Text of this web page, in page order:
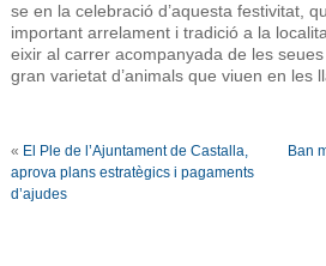
se en la celebració d’aquesta festivitat,
important arrelament i tradició a la
eixir al carrer acompanyada de les
gran varietat d’animals que viuen en les
« El Ple de l’Ajuntament de Castalla,
aprova plans estratègics i pagaments
d’ajudes
Ban